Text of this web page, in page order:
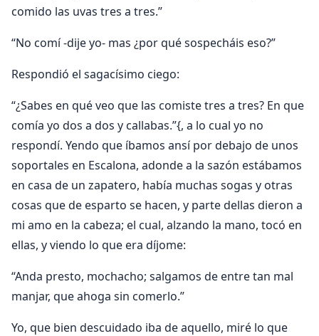
comido las uvas tres a tres.”
“No comí -dije yo- mas ¿por qué sospecháis eso?”
Respondió el sagacísimo ciego:
“¿Sabes en qué veo que las comiste tres a tres? En que
comía yo dos a dos y callabas.”{, a lo cual yo no
respondí. Yendo que íbamos ansí por debajo de unos
soportales en Escalona, adonde a la sazón estábamos
en casa de un zapatero, había muchas sogas y otras
cosas que de esparto se hacen, y parte dellas dieron a
mi amo en la cabeza; el cual, alzando la mano, tocó en
ellas, y viendo lo que era díjome:
“Anda presto, mochacho; salgamos de entre tan mal
manjar, que ahoga sin comerlo.”
Yo, que bien descuidado iba de aquello, miré lo que